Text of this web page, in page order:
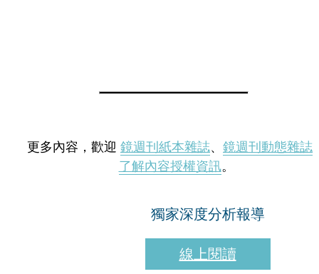
更多內容，歡迎 鏡週刊紙本雜誌、 鏡週刊動態雜誌
了解內容授權資訊。
獨家深度分析報導
線上閱讀